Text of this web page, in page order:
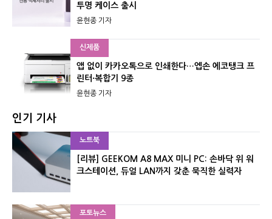
투명 케이스 출시
윤현종 기자
신제품
앱 없이 카카오톡으로 인쇄한다…엡손 에코탱크 프
린터·복합기 9종
윤현종 기자
인기 기사
노트북
[리뷰] GEEKOM A8 MAX 미니 PC: 손바닥 위 워
크스테이션, 듀얼 LAN까지 갖춘 묵직한 실력자
포토뉴스